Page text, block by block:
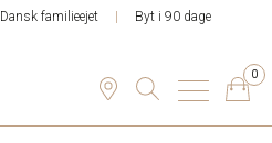
Dansk familieejet Byt i 90 dage
0